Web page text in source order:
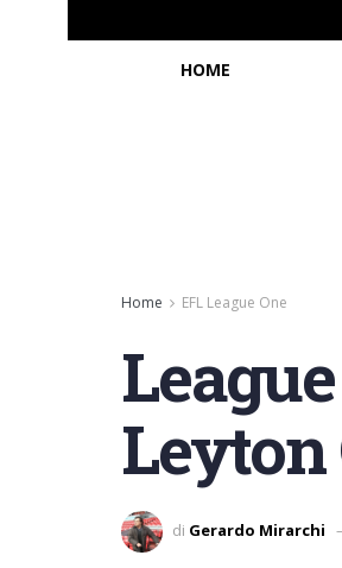
HOME
Home EFL League One
di Gerardo Mirarchi